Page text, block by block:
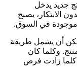
جديد يدخل
الابتكار، يصبح
في السوق.
يمكن أن يشمل طريقة
وكلما كان
كلما زادت فرص